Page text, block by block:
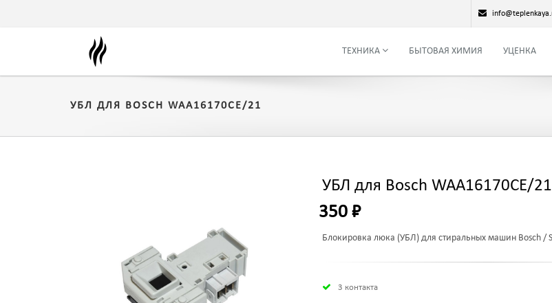
ТЕХНИКА БЫТОВАЯ ХИМИЯ УЦЕНКА
УБЛ ДЛЯ BOSCH WAA16170CE/21
УБЛ для Bosch WAA16170CE/21
350 ₽
Блокировка люка (УБЛ) для стиральных машин Bosch /
3 контакта